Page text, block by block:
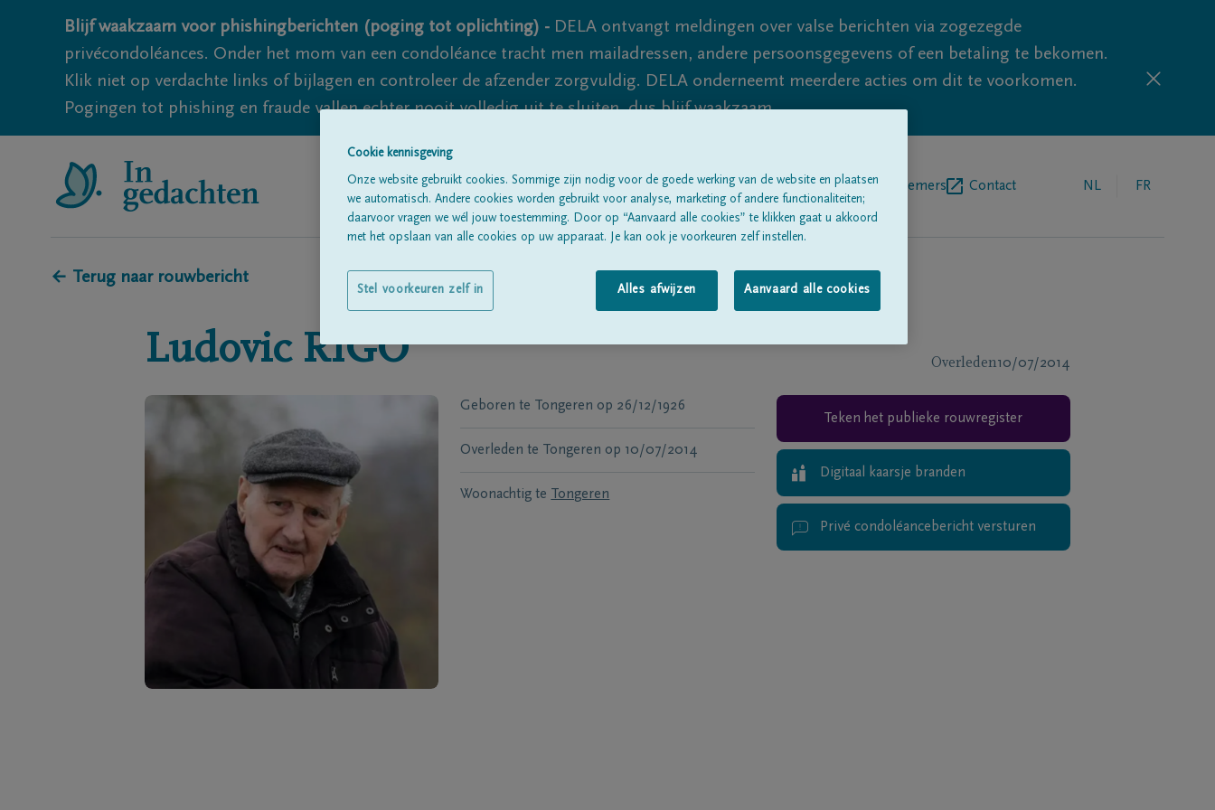
Blijf waakzaam voor phishingberichten (poging tot oplichting) - DELA ontvangt meldingen over valse berichten via zogezegde
privécondoléances. Onder het mom van een condoléance tracht men mailadressen, andere persoonsgegevens of een betaling te bekomen.
Klik niet op verdachte links of bijlagen en controleer de afzender zorgvuldig. DELA onderneemt meerdere acties om dit te voorkomen.
Pogingen tot phishing en fraude vallen echter nooit volledig uit te sluiten, dus blijf waakzaam.
Alle rouwberichtenOver onsBegrafenisondernemers Contact NL FR
← Terug naar rouwbericht
Ludovic RIGO Overleden10/07/2014
Geboren te Tongeren op 26/12/1926
Overleden te Tongeren op 10/07/2014
Woonachtig te Tongeren
Teken het publieke rouwregister
Digitaal kaarsje branden
Privé condoléancebericht versturen
Cookie kennisgeving
Onze website gebruikt cookies. Sommige zijn nodig voor de goede werking van de website en plaatsen
we automatisch. Andere cookies worden gebruikt voor analyse, marketing of andere functionaliteiten;
daarvoor vragen we wél jouw toestemming. Door op “Aanvaard alle cookies” te klikken gaat u akkoord
met het opslaan van alle cookies op uw apparaat. Je kan ook je voorkeuren zelf instellen.
Alles afwijzen Aanvaard alle cookies
Stel voorkeuren zelf in